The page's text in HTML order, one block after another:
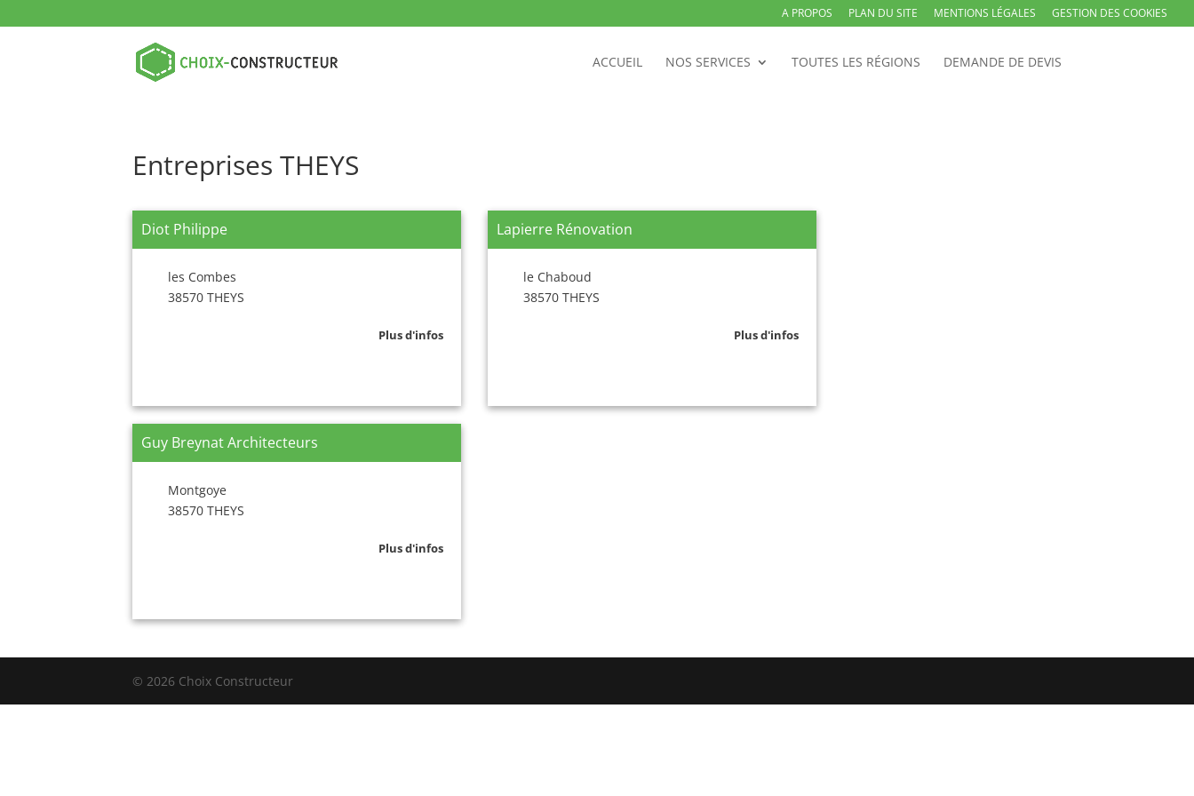
A PROPOS PLAN DU SITE MENTIONS LÉGALES GESTION DES COOKIES
ACCUEIL NOS SERVICES TOUTES LES RÉGIONS DEMANDE DE DEVIS
Entreprises THEYS
Diot Philippe
les Combes
38570 THEYS
Plus d'infos
Lapierre Rénovation
le Chaboud
38570 THEYS
Plus d'infos
Guy Breynat Architecteurs
Montgoye
38570 THEYS
Plus d'infos
© 2026 Choix Constructeur